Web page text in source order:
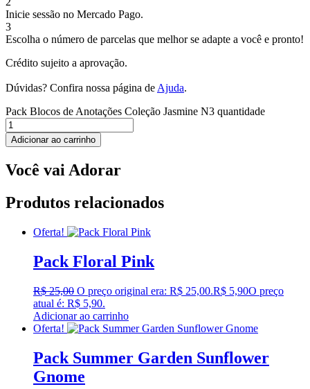
Inicie sessão no Mercado Pago.
3
Escolha o número de parcelas que melhor se adapte a você e pronto!
Crédito sujeito a aprovação.
Dúvidas? Confira nossa página de Ajuda.
Pack Blocos de Anotações Coleção Jasmine N3 quantidade
Adicionar ao carrinho
Você vai Adorar
Produtos relacionados
Oferta!
Pack Floral Pink
R$25,00 O preço original era: R$ 25,00.R$ 5,90O preço
atual é: R$ 5,90.
Adicionar ao carrinho
Oferta!
Pack Summer Garden Sunflower
Gnome